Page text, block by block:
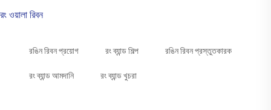
রং ওয়ালা রিবন
রঙিন রিবন প্রয়োগ রং ব্যান্ড শিল্প রঙিন রিবন প্রস্তুতকারক
রং ব্যান্ড আমদানি রং ব্যান্ড খুচরা